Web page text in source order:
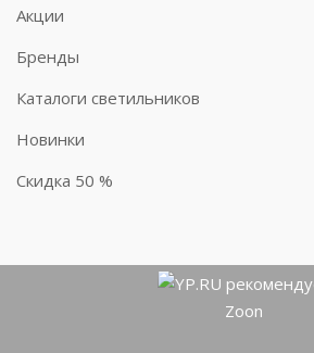
Акции
Бренды
Каталоги светильников
Новинки
Скидка 50 %
Zoon